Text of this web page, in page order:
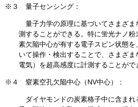
※３ 量子センシング：
量子力学の原理に基づいてさまざま
測することができる。特に蛍光ナノ
素欠陥中心が有する電子スピン状態
いて操作・検出することで、さまざま
電気）を超高感度に計測することがで
※４ 窒素空孔欠陥中心（NV中心）：
ダイヤモンドの炭素格子中に含まれ